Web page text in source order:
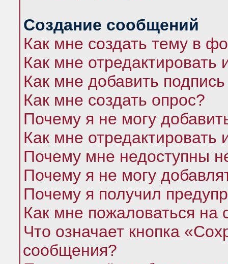
Создание сообщений
Как мне создать тему в
Как мне
Как мне добавить
Как мне создать опрос?
Почему я не могу
Как мне отредактировать
Почему мне недоступны
Почему я не могу
Почему я получил
Как мне пожаловаться
Что означает кнопка
сообщения?